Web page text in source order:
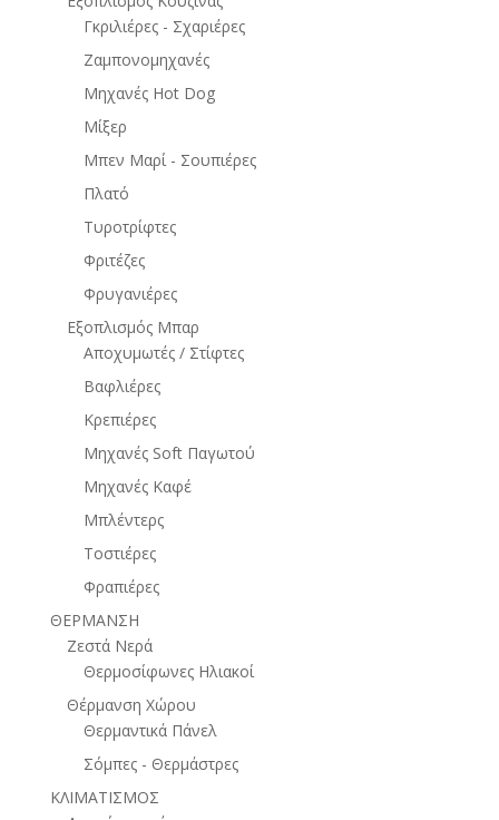
Γκριλιέρες - Σχαριέρες
Ζαμπονομηχανές
Μηχανές Hot Dog
Μίξερ
Μπεν Μαρί - Σουπιέρες
Πλατό
Τυροτρίφτες
Φριτέζες
Φρυγανιέρες
Εξοπλισμός Μπαρ
Αποχυμωτές / Στίφτες
Βαφλιέρες
Κρεπιέρες
Μηχανές Soft Παγωτού
Μηχανές Καφέ
Μπλέντερς
Τοστιέρες
Φραπιέρες
ΘΕΡΜΑΝΣΗ
Ζεστά Νερά
Θερμοσίφωνες Ηλιακοί
Θέρμανση Χώρου
Θερμαντικά Πάνελ
Σόμπες - Θερμάστρες
ΚΛΙΜΑΤΙΣΜΟΣ